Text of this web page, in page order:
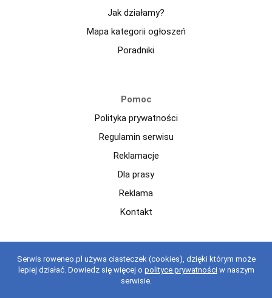
Jak działamy?
Mapa kategorii ogłoszeń
Poradniki
Pomoc
Polityka prywatności
Regulamin serwisu
Reklamacje
Dla prasy
Reklama
Kontakt
Copyright © 2021 roweneo.pl Wszelkie prawa zastrzeżone.
Korzystanie z serwisu oznacza akceptację regulaminu.
regulaminu
Serwis roweneo.pl używa ciasteczek (cookies), dzięki którym może
lepiej działać. Dowiedz się więcej o polityce prywatnościw naszym
serwisie.